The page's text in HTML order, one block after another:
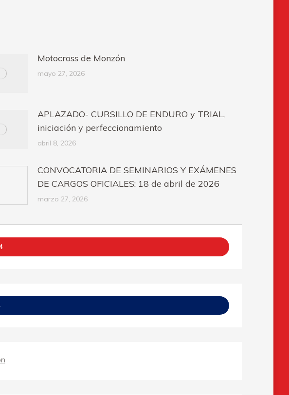
Motocross de Monzón
mayo 27, 2026
APLAZADO- CURSILLO DE ENDURO y TRIAL,
iniciación y perfeccionamiento
abril 8, 2026
CONVOCATORIA DE SEMINARIOS Y EXÁMENES
DE CARGOS OFICIALES: 18 de abril de 2026
marzo 27, 2026